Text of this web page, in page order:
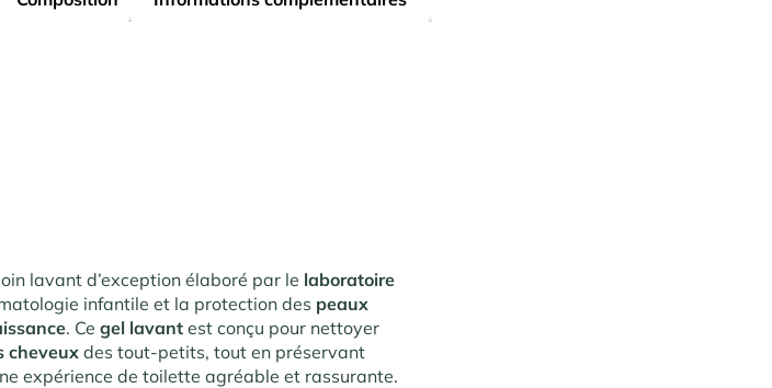
lavant d’exception élaboré par le laboratoire
infantile et la protection des peaux
. Cegel lavant est conçu pour nettoyer
cheveux des tout-petits, tout en préservant
expérience de toilette agréable et rassurante.